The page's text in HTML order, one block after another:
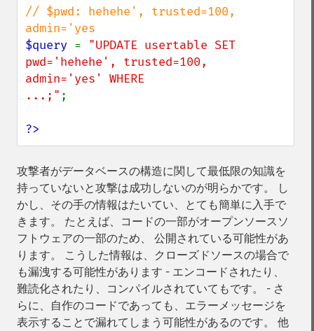
// $pwd: hehehe', trusted=100,
$query = "UPDATE usertable SET
pwd='hehehe', trusted=100,
admin='yes' WHERE
...;" ;
?>
攻撃者がデータベースの構造に関して最低限の知識を
持っていないと攻撃は成功しないのが明らかです。 し
かし、その手の情報はたいてい、とても簡単に入手で
きます。 たとえば、コードの一部がオープンソースソ
フトウェアの一部のため、 公開されている可能性があ
ります。 こうした情報は、クローズドソースの場合で
も漏洩する可能性があります - エンコードされたり、
難読化されたり、コンパイルされていてもです。 - さ
らに、自作のコードであっても、エラーメッセージを
表示することで漏れてしまう可能性があるのです。 他